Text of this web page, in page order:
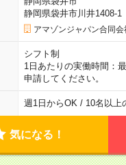
静岡県袋井市川井1408-1
アマゾンジャパン合同会
シフト制
1日あたりの実働時間：
申請してください。
週1日からOK / 10名以上
気になる！